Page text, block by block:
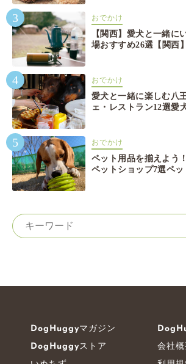
3 おでかけ
【関西】愛犬と一緒に
場おすすめ26選【関西
4 おでかけ
愛犬と一緒に楽しむ八
ェ・レストラン12選愛
5 おでかけ
ペット用品を揃えよう
ペットショップ7選ペッ
DogHuggyマガジン
DogHuggyストア
会社概